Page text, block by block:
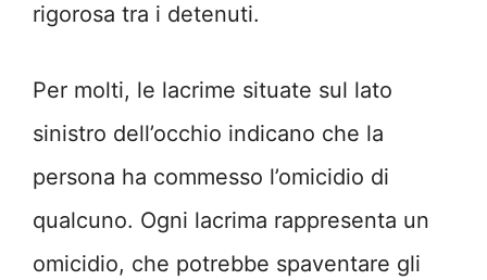
rigorosa tra i detenuti.
Per molti, le lacrime situate sul lato
sinistro dell’occhio indicano che la
persona ha commesso l’omicidio di
qualcuno. Ogni lacrima rappresenta un
omicidio, che potrebbe spaventare gli